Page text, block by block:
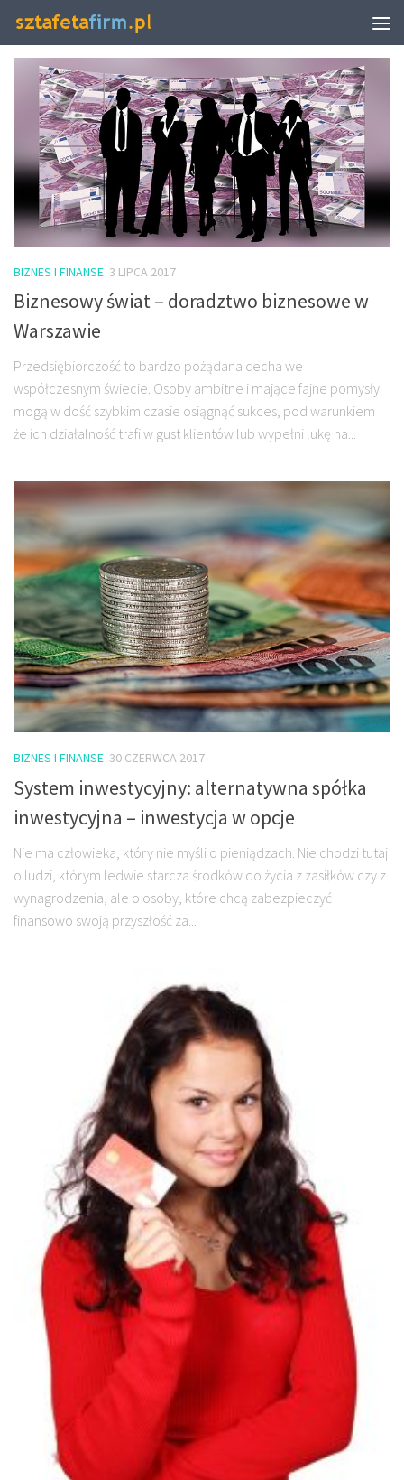
TAGGED:SZYBKIE POŻYCZKI POZABANKOWE
BIZNES I FINANSE 3 LIPCA 2017
Biznesowy świat – doradztwo biznesowe w
Warszawie
Przedsiębiorczość to bardzo pożądana cecha we
współczesnym świecie. Osoby ambitne i mające fajne pomysły
mogą w dość szybkim czasie osiągnąć sukces, pod warunkiem
że ich działalność trafi w gust klientów lub wypełni lukę na...
BIZNES I FINANSE 30 CZERWCA 2017
System inwestycyjny: alternatywna spółka
inwestycyjna – inwestycja w opcje
Nie ma człowieka, który nie myśli o pieniądzach. Nie chodzi tutaj
o ludzi, którym ledwie starcza środków do życia z zasiłków czy z
wynagrodzenia, ale o osoby, które chcą zabezpieczyć
finansowo swoją przyszłość za...